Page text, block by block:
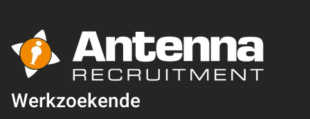
Werkzoekende